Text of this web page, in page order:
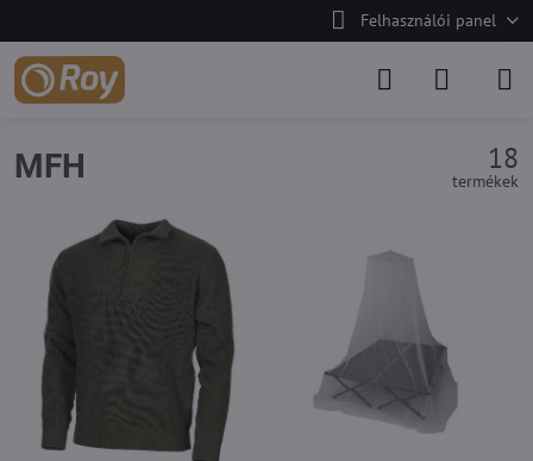
Felhasználói panel
MFH 18
termékek